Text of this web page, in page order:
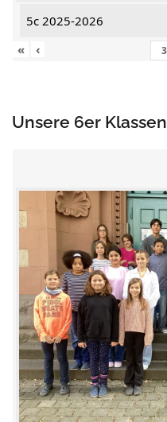
5c 2025-2026
«
‹
Unsere 6er Klassen